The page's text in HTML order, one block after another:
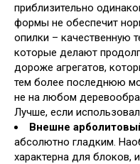
приблизительно
формы не обеспечит
опилки – качественную
которые делают
дороже агрегатов,
тем более последнюю
не на любом
Лучше, если
Внешне
абсолютно гладким.
характерна для блоков,